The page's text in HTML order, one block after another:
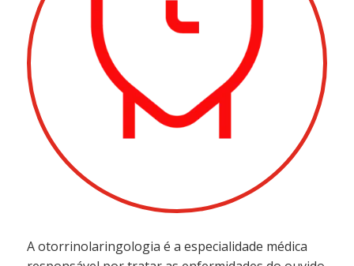
A otorrinolaringologia é a especialidade médica